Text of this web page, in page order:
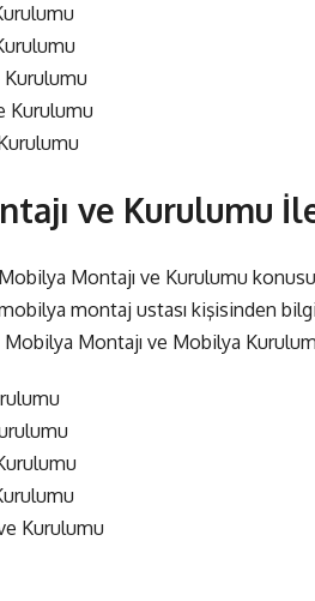
Kurulumu
Kurulumu
ve Kurulumu
Montajı ve Kurulumu
montaj ustası kişisinden
Montajı ve Mobilya
Kurulumu